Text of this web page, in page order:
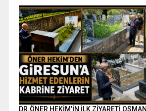
DR.ÖNER HEKİM’İN İLK ZİYARETİ